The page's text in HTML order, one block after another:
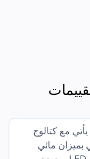
إلى 65 بوصة - يأتي مع كتالوج
بميزان مائي